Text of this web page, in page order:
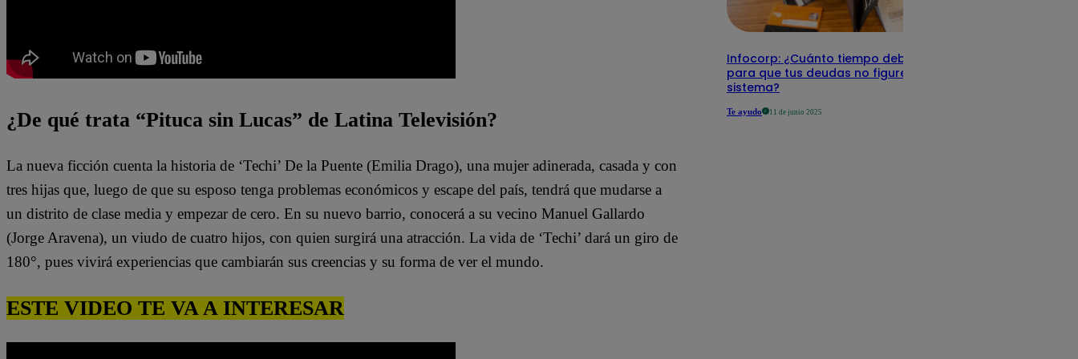
¿De qué trata “Pituca sin Lucas” de Latina Televisión?
La nueva ficción cuenta la historia de ‘Techi’ De la Puente (Emilia Drago), una mujer adinerada, casada y con
tres hijas que, luego de que su esposo tenga problemas económicos y escape del país, tendrá que mudarse a
un distrito de clase media y empezar de cero. En su nuevo barrio, conocerá a su vecino Manuel Gallardo
(Jorge Aravena), un viudo de cuatro hijos, con quien surgirá una atracción. La vida de ‘Techi’ dará un giro de
180°, pues vivirá experiencias que cambiarán sus creencias y su forma de ver el mundo.
ESTE VIDEO TE VA A INTERESAR
Infocorp: ¿Cuánto tiempo debe pasar
para que tus deudas no figuren en su
sistema?
Te ayudo 11 de junio 2025